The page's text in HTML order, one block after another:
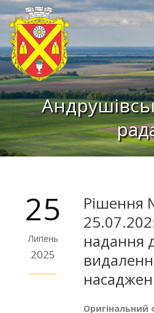
25
Липень
2025
Рішення
надання
Оригінальний